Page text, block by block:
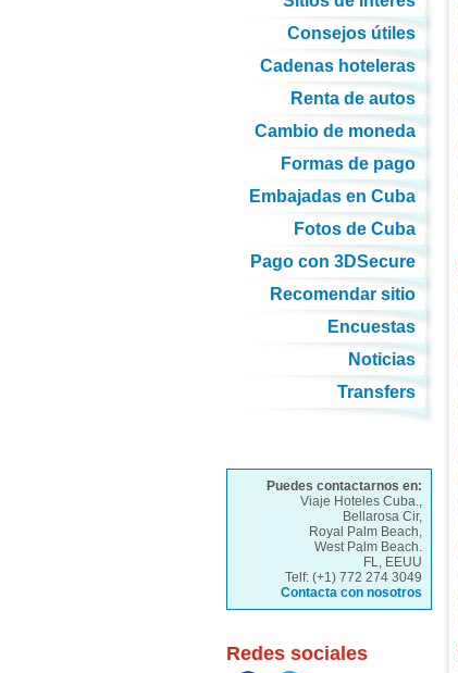
Consejos útiles
Cadenas hoteleras
Renta de autos
Cambio de moneda
Formas de pago
Embajadas en Cuba
Fotos de Cuba
Pago con 3DSecure
Recomendar sitio
Encuestas
Noticias
Transfers
Puedes contactarnos en:
Viaje Hoteles Cuba.,
Bellarosa Cir,
Royal Palm Beach,
West Palm Beach.
FL, EEUU
Telf: (+1) 772 274 3049
Contacta con nosotros
Redes sociales